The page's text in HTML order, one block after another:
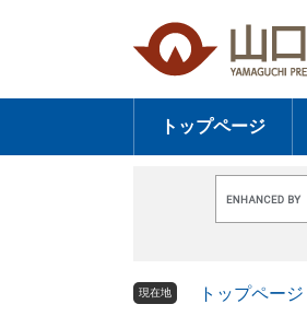
の
頭
ー
飛
トップページ
o
e
現在地 トップページ